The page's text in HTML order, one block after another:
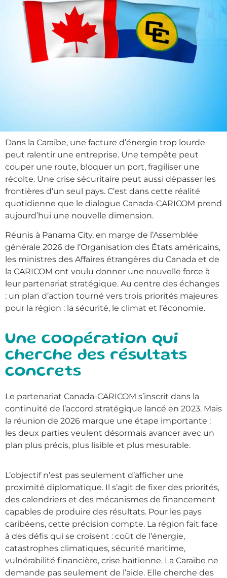
Dans la Caraïbe, une facture d’énergie trop lourde
peut ralentir une entreprise. Une tempête peut
couper une route, bloquer un port, fragiliser une
récolte. Une crise sécuritaire peut aussi dépasser les
frontières d’un seul pays. C’est dans cette réalité
quotidienne que le dialogue Canada-CARICOM prend
aujourd’hui une nouvelle dimension.
Réunis à Panama City, en marge de l’Assemblée
générale 2026 de l’Organisation des États américains,
les ministres des Affaires étrangères du Canada et de
la CARICOM ont voulu donner une nouvelle force à
leur partenariat stratégique. Au centre des échanges
: un plan d’action tourné vers trois priorités majeures
pour la région : la sécurité, le climat et l’économie.
Une coopération qui
cherche des résultats
concrets
Le partenariat Canada-CARICOM s’inscrit dans la
continuité de l’accord stratégique lancé en 2023. Mais
la réunion de 2026 marque une étape importante :
les deux parties veulent désormais avancer avec un
plan plus précis, plus lisible et plus mesurable.
L’objectif n’est pas seulement d’afficher une
proximité diplomatique. Il s’agit de fixer des priorités,
des calendriers et des mécanismes de financement
capables de produire des résultats. Pour les pays
caribéens, cette précision compte. La région fait face
à des défis qui se croisent : coût de l’énergie,
catastrophes climatiques, sécurité maritime,
vulnérabilité financière, crise haïtienne. La Caraïbe ne
demande pas seulement de l’aide. Elle cherche des